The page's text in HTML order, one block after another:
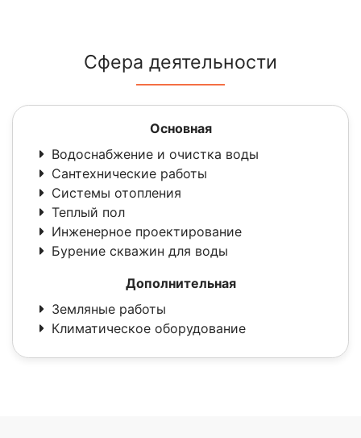
Сфера деятельности
Основная
Водоснабжение и очистка воды
Сантехнические работы
Системы отопления
Теплый пол
Инженерное проектирование
Бурение скважин для воды
Дополнительная
Земляные работы
Климатическое оборудование